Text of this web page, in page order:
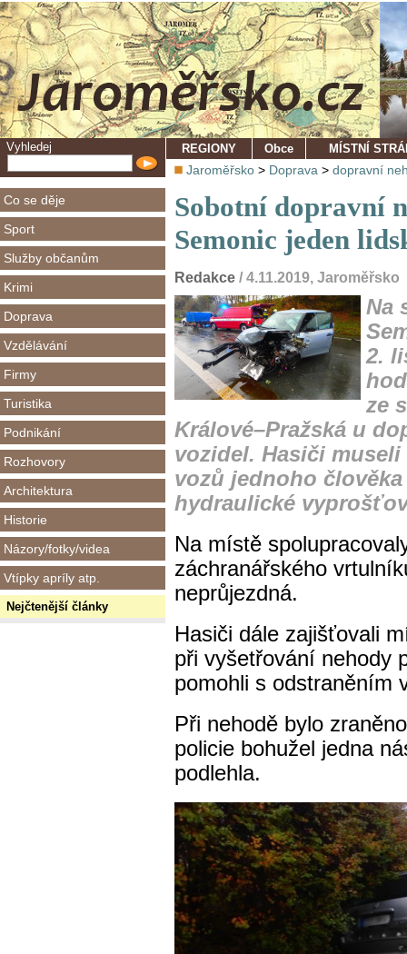
Vyhledej
Co se děje
Sport
Služby občanům
Krimi
Doprava
Vzdělávání
Firmy
Turistika
Podnikání
Rozhovory
Architektura
Historie
Názory/fotky/videa
Vtípky apríly atp.
Nejčtenější články
REGIONY Obce MÍSTNÍ
Jaroměřsko > Doprava > dopravní
Sobotní dopravní
Semonic jeden
Redakce / 4.11.2019, Jaroměřsko
Na
2.
ze
Králové–Pražská u
vozidel. Hasiči
vozů jednoho
hydraulické
Na místě
záchranářského
neprůjezdná.
Hasiči dále zajišťovali
při vyšetřování nehody
pomohli s odstraněním
Při nehodě bylo
policie bohužel jedna
podlehla.